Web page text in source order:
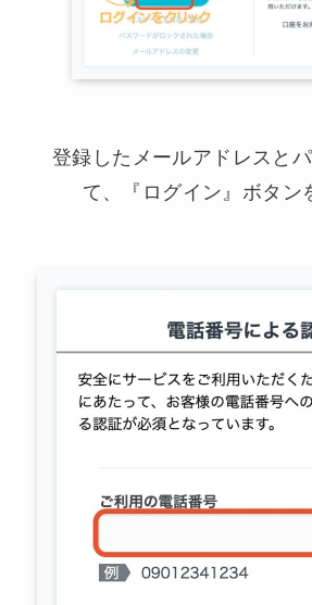
登録したメールアドレスと
て、『ログイン』ボタン